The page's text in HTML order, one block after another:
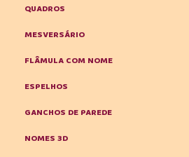
QUADROS
MESVERSÁRIO
FLÂMULA COM NOME
ESPELHOS
GANCHOS DE PAREDE
NOMES 3D